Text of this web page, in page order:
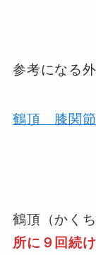
参考になる
鶴頂 膝関節
鶴頂（かく
所に９回続